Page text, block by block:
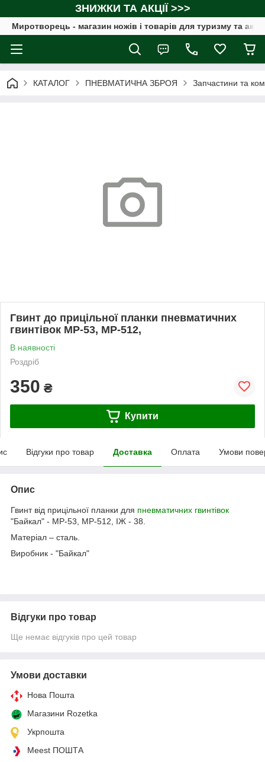
ЗНИЖКИ ТА АКЦІЇ >>>
Миротворець - магазин ножів і товарів для туризму та
КАТАЛОГ ПНЕВМАТИЧНА ЗБРОЯ Запчастини та
Гвинт до прицільної планки пневматичних
гвинтівок МР-53, МР-512,
В наявності
Роздріб
350 ₴
Купити
Відгуки про товар Доставка Оплата Умови
Опис
Гвинт від прицільної планки для пневматичних гвинтівок
"Байкал" - МР-53, МР-512, ІЖ - 38.
Матеріал – сталь.
Виробник - "Байкал"
Відгуки про товар
Ще немає відгуків про цей товар
Умови доставки
Нова Пошта
Магазини Rozetka
Укрпошта
Meest ПОШТА